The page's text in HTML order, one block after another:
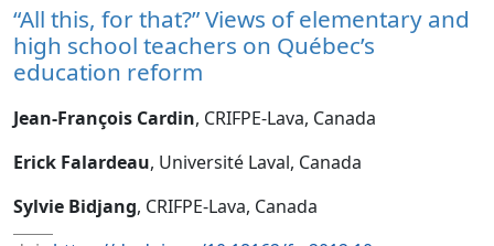
“All this, for that?” Views of elementary and
high school teachers on Québec’s
education reform
Jean-François Cardin, CRIFPE-Lava, Canada
Erick Falardeau, Université Laval, Canada
Sylvie Bidjang, CRIFPE-Lava, Canada